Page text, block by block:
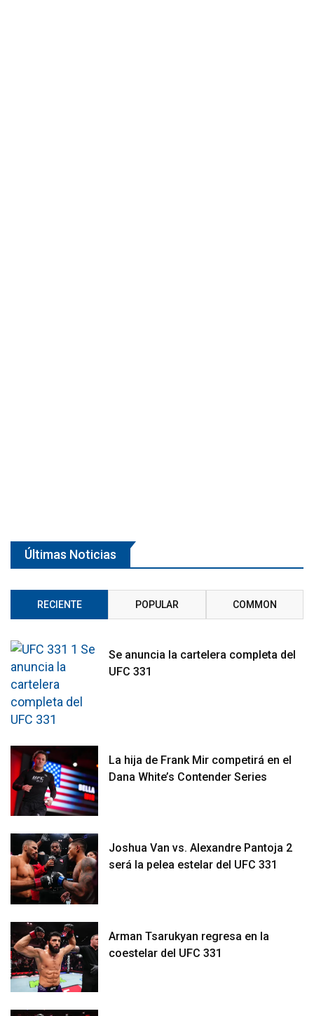
Últimas Noticias
RECIENTE POPULAR COMMON
Se anuncia la cartelera completa del
UFC 331
La hija de Frank Mir competirá en el
Dana White’s Contender Series
Joshua Van vs. Alexandre Pantoja 2
será la pelea estelar del UFC 331
Arman Tsarukyan regresa en la
coestelar del UFC 331